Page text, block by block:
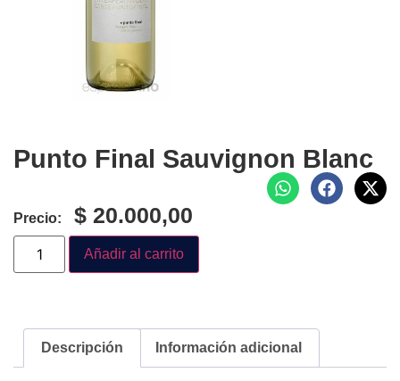
Punto Final Sauvignon Blanc
Precio: $ 20.000,00
Añadir al carrito
Descripción Información adicional